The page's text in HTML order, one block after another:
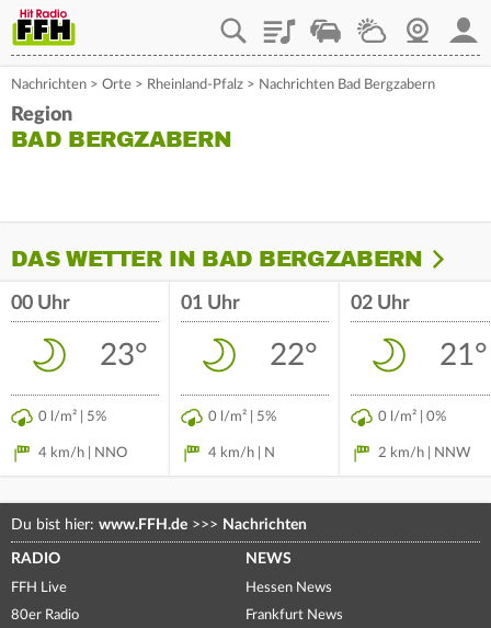
PlaylistStaupilotWetterWebcam
Nachrichten > Orte > Rheinland-Pfalz > Nachrichten Bad Bergzabern
Region
BAD BERGZABERN
DAS WETTER IN BAD BERGZABERN
00 Uhr
23°
0 l/m² | 5%
4 km/h | NNO
01 Uhr
22°
0 l/m² | 5%
4 km/h | N
02 Uhr
21°
0 l/m² | 0%
2 km/h | NNW
Du bist hier: www.FFH.de >>> Nachrichten
RADIO
FFH Live
80er Radio
NEWS
Hessen News
Frankfurt News